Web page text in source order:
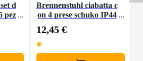
d
pez
Brennenstuhl ciabatta c
on 4 prese schuko IP44
12,45 €